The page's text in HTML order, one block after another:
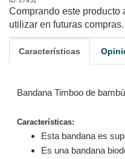
Comprando este producto
utilizar en futuras compras.
Características
Bandana Timboo de
Características:
Esta bandana es
Es una bandana